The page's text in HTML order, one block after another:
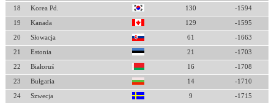
18 Korea Pd. 130 -1594
19 Kanada 129 -1595
20 Słowacja 61 -1663
21 Estonia 21 -1703
22 Białoruś 16 -1708
23 Bułgaria 14 -1710
24 Szwecja 9 -1715